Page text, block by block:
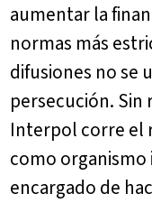
aumentar la
normas más
difusiones no se
persecución. Sin
Interpol corre el
como
encargado de